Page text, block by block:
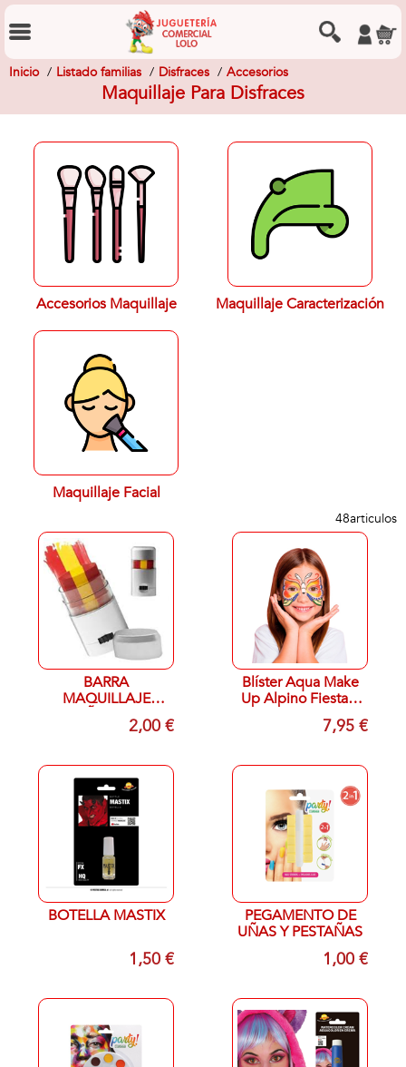
Inicio Listado familias Disfraces Accesorios
Maquillaje Para Disfraces
Accesorios Maquillaje Maquillaje Caracterización
Maquillaje Facial
48articulos
BARRA
MAQUILLAJE
ESPAÑA LETICIA
2,00 €
Blíster Aqua Make
Up Alpino Fiesta 5
7,95 €
BOTELLA MASTIX
1,50 €
PEGAMENTO DE
UÑAS Y PESTAÑAS
1,00 €